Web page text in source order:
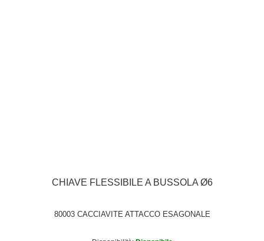
CHIAVE FLESSIBILE A BUSSOLA Ø6
80003 CACCIAVITE ATTACCO ESAGONALE